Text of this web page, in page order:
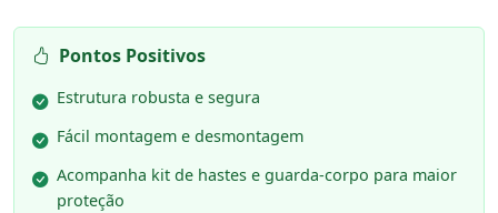
Pontos Positivos
Estrutura robusta e segura
Fácil montagem e desmontagem
Acompanha kit de hastes e guarda-corpo para maior
proteção